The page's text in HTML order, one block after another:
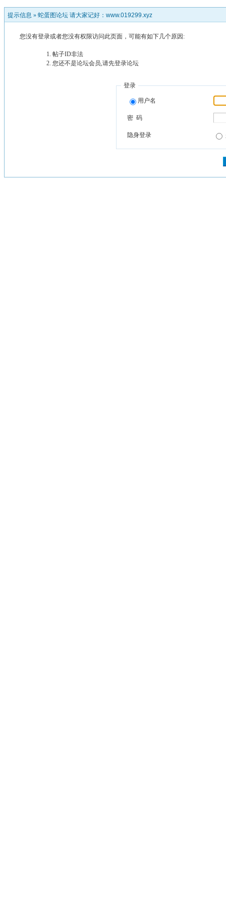
提示信息 » 蛇蛋图论坛 请大家记好：www.019299.xyz
您没有登录或者您没有权限访问此页面，可能有如下几个原因:
帖子ID非法
您还不是论坛会员,请先登录论坛
登录
用户名
密 码
隐身登录